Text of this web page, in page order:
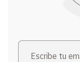
Escribe tu